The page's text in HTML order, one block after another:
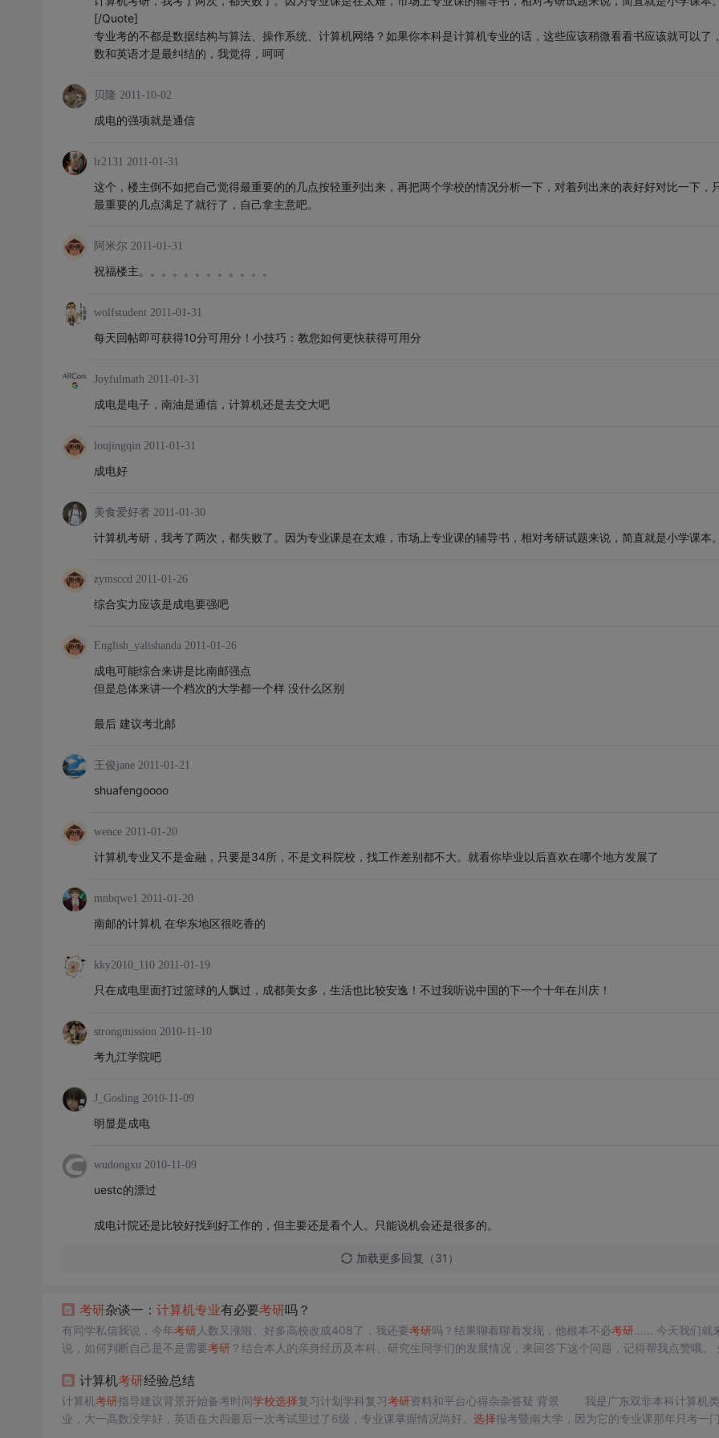
[/Quote]
专业考的不都是数据结构与算法、操作系统、计算机网络？如果你本科是计算机专业的话，这些应该稍微看看书应该就可以了
数和英语才是最纠结的，我觉得，呵呵
贝隆 2011-10-02
成电的强项就是通信
lr2131 2011-01-31
这个，楼主倒不如把自己觉得最重要的的几点按轻重列出来，再把两个学校的情况分析一下，对着列出来的表好好对比一下，
最重要的几点满足了就行了，自己拿主意吧。
阿米尔 2011-01-31
祝福楼主。。。。。。。。。。。。
wolfstudent 2011-01-31
每天回帖即可获得10分可用分！小技巧：教您如何更快获得可用分
Joyfulmath 2011-01-31
成电是电子，南油是通信，计算机还是去交大吧
loujingqin 2011-01-31
成电好
美食爱好者 2011-01-30
计算机考研，我考了两次，都失败了。因为专业课是在太难，市场上专业课的辅导书，相对考研试题来说，简直就是小学课本
zymsccd 2011-01-26
综合实力应该是成电要强吧
English_yalishanda 2011-01-26
成电可能综合来讲是比南邮强点
但是总体来讲一个档次的大学都一个样 没什么区别
最后 建议考北邮
王俊jane 2011-01-21
shuafengoooo
wence 2011-01-20
计算机专业又不是金融，只要是34所，不是文科院校，找工作差别都不大。就看你毕业以后喜欢在哪个地方发展了
mnbqwe1 2011-01-20
南邮的计算机 在华东地区很吃香的
kky2010_110 2011-01-19
只在成电里面打过篮球的人飘过，成都美女多，生活也比较安逸！不过我听说中国的下一个十年在川庆！
strongmission 2010-11-10
考九江学院吧
J_Gosling 2010-11-09
明显是成电
wudongxu 2010-11-09
uestc的漂过
成电计院还是比较好找到好工作的，但主要还是看个人。只能说机会还是很多的。
加载更多回复（31）
考研杂谈一： 计算机专业有必要考研吗？
有同学私信我说，今年考研人数又涨啦、好多高校改成408了，我还要考研吗？结果聊着聊着发现，他根本不必考研…… 今天我们就来说
说，如何判断自己是不是需要考研？结合本人的亲身经历及本科、研究生同学们的发展情况，来回答下这个问题，记得帮我点赞哦。 先说
真的好？ 怎...
计算机考研经验总结
计算机考研指导建议背景开始备考时间学校选择复习计划学科复习考研资料和平台心得杂杂答疑 背景 我是广东双非本科计算机
业，大一高数没学好，英语在大四最后一次考试里过了6级，专业课掌握情况尚好。 选择报考暨南大学，因为它的专业课那年只考一